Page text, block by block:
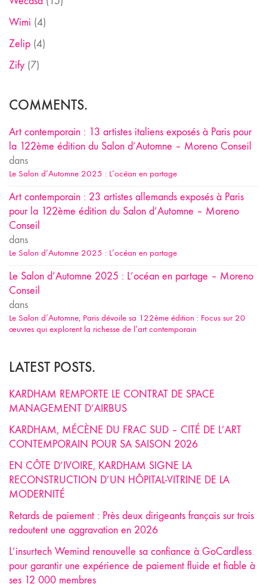
Wimi (4)
Zelip (4)
Zify (7)
COMMENTS.
Art contemporain : 13 artistes italiens exposés à Paris pour
la 122ème édition du Salon d’Automne – Moreno Conseil
dans
Le Salon d’Automne 2025 : L’océan en partage
Art contemporain : 23 artistes allemands exposés à Paris
pour la 122ème édition du Salon d’Automne – Moreno
Conseil
dans
Le Salon d’Automne 2025 : L’océan en partage
Le Salon d’Automne 2025 : L’océan en partage – Moreno
Conseil
dans
Le Salon d’Automne, Paris dévoile sa 122ème édition : Focus sur 20
œuvres qui explorent la richesse de l’art contemporain
LATEST POSTS.
KARDHAM REMPORTE LE CONTRAT DE SPACE
MANAGEMENT D’AIRBUS
KARDHAM, MÉCÈNE DU FRAC SUD – CITÉ DE L’ART
CONTEMPORAIN POUR SA SAISON 2026
EN CÔTE D’IVOIRE, KARDHAM SIGNE LA
RECONSTRUCTION D’UN HÔPITAL-VITRINE DE LA
MODERNITÉ
Retards de paiement : Près deux dirigeants français sur trois
redoutent une aggravation en 2026
L’insurtech Wemind renouvelle sa confiance à GoCardless
pour garantir une expérience de paiement fluide et fiable à
ses 12 000 membres